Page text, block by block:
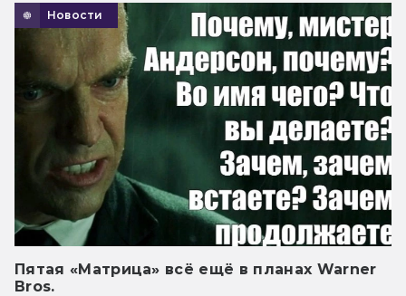
Новости
Пятая «Матрица» всё ещё в планах Warner
Bros.